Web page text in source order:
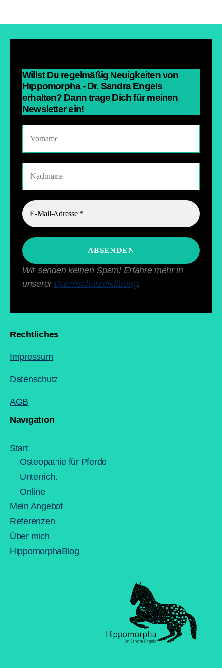
k
Willst Du regelmäßig Neuigkeiten von
Hippomorpha - Dr. Sandra Engels
erhalten? Dann trage Dich für meinen
Newsletter ein!
Wir senden keinen Spam! Erfahre mehr in
unserer Datenschutzerklärung.
Rechtliches
Impressum
Datenschutz
AGB
Navigation
Start
Osteopathie für Pferde
Unterricht
Online
Mein Angebot
Referenzen
Über mich
HippomorphaBlog